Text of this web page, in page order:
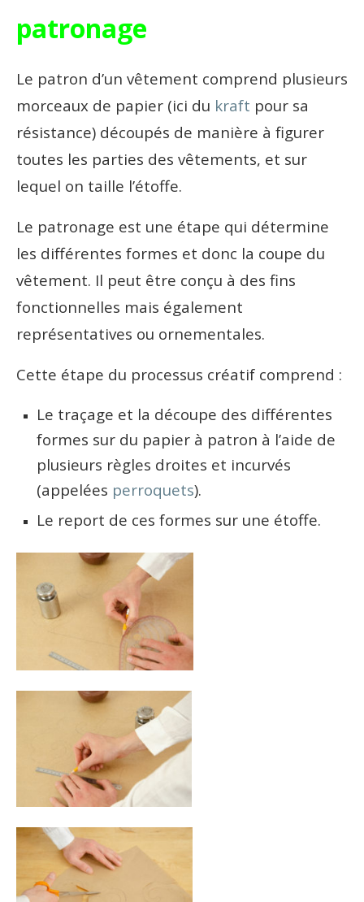
patronage
Le patron d’un vêtement comprend plusieurs
morceaux de papier (ici du kraft pour sa
résistance) découpés de manière à figurer
toutes les parties des vêtements, et sur
lequel on taille l’étoffe.
Le patronage est une étape qui détermine
les différentes formes et donc la coupe du
vêtement. Il peut être conçu à des fins
fonctionnelles mais également
représentatives ou ornementales.
Cette étape du processus créatif comprend :
Le traçage et la découpe des différentes
formes sur du papier à patron à l’aide de
plusieurs règles droites et incurvés
(appelées perroquets).
Le report de ces formes sur une étoffe.